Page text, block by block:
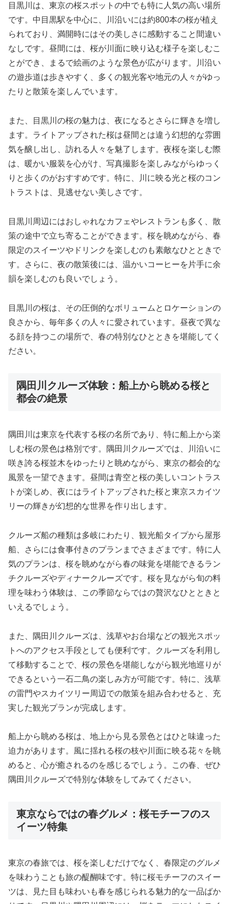
目黒川は、東京の桜スポットの中でも特に人気の高い場所
です。中目黒駅を中心に、川沿いには約800本の桜が植え
られており、満開時にはその美しさに感動すること間違い
なしです。昼間には、桜が川面に映り込む様子を楽しむこ
とができ、まるで絵画のような景色が広がります。川沿い
の遊歩道は歩きやすく、多くの観光客や地元の人々がゆっ
たりと散策を楽しんでいます。
また、目黒川の桜の魅力は、夜になるとさらに輝きを増し
ます。ライトアップされた桜は昼間とは違う幻想的な雰囲
気を醸し出し、訪れる人々を魅了します。夜桜を楽しむ際
は、暖かい服装を心がけ、写真撮影を楽しみながらゆっく
りと歩くのがおすすめです。特に、川に映る光と桜のコン
トラストは、見逃せない美しさです。
目黒川周辺にはおしゃれなカフェやレストランも多く、散
策の途中で立ち寄ることができます。桜を眺めながら、春
限定のスイーツやドリンクを楽しむのも素敵なひとときで
す。さらに、夜の散策後には、温かいコーヒーを片手に余
韻を楽しむのも良いでしょう。
目黒川の桜は、その圧倒的なボリュームとロケーションの
良さから、毎年多くの人々に愛されています。昼夜で異な
る顔を持つこの場所で、春の特別なひとときを堪能してく
ださい。
隅田川クルーズ体験：船上から眺める桜と
都会の絶景
隅田川は東京を代表する桜の名所であり、特に船上から楽
しむ桜の景色は格別です。隅田川クルーズでは、川沿いに
咲き誇る桜並木をゆったりと眺めながら、東京の都会的な
風景を一望できます。昼間は青空と桜の美しいコントラス
トが楽しめ、夜にはライトアップされた桜と東京スカイツ
リーの輝きが幻想的な世界を作り出します。
クルーズ船の種類は多岐にわたり、観光船タイプから屋形
船、さらには食事付きのプランまでさまざまです。特に人
気のプランは、桜を眺めながら春の味覚を堪能できるラン
チクルーズやディナークルーズです。桜を見ながら旬の料
理を味わう体験は、この季節ならではの贅沢なひとときと
いえるでしょう。
また、隅田川クルーズは、浅草やお台場などの観光スポッ
トへのアクセス手段としても便利です。クルーズを利用し
て移動することで、桜の景色を堪能しながら観光地巡りが
できるという一石二鳥の楽しみ方が可能です。特に、浅草
の雷門やスカイツリー周辺での散策を組み合わせると、充
実した観光プランが完成します。
船上から眺める桜は、地上から見る景色とはひと味違った
迫力があります。風に揺れる桜の枝や川面に映る花々を眺
めると、心が癒されるのを感じるでしょう。この春、ぜひ
隅田川クルーズで特別な体験をしてみてください。
東京ならではの春グルメ：桜モチーフのス
イーツ特集
東京の春旅では、桜を楽しむだけでなく、春限定のグルメ
を味わうことも旅の醍醐味です。特に桜モチーフのスイー
ツは、見た目も味わいも春を感じられる魅力的な一品ばか